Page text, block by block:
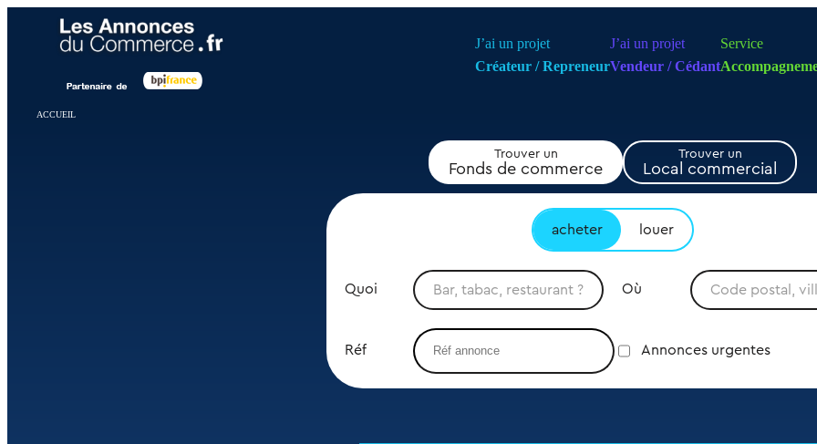
J’ai un projet
Créateur / Repreneur
J’ai un projet
Vendeur / Cédant
Service
ACCUEIL
Trouver un
Fonds de commerce
Trouver un
Local commercial
acheter louer
Quoi Où
Réf Annonces urgentes
Panneau de gestion des cookies